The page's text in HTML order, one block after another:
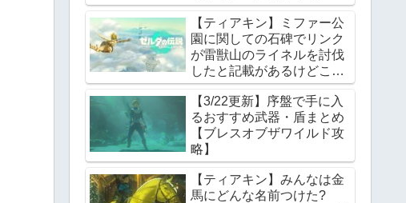
ダム】
【ティアキン】ミファー公
園に関しての石碑でリンク
が雷獣山のライネルを討伐
したと記載があるけどこれ
っていつの話?【ティアー
ズオブザキングダム】
【3/22更新】序盤で手に入
るおすすめ武器・盾まとめ
【ブレスオブザワイルド攻
略】
【ティアキン】みんなは金
馬にどんな名前つけた?